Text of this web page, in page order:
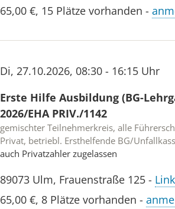
65,00 €, 15 Plätze vorhanden -
Di, 27.10.2026, 08:30 - 16:15 Uhr
Erste Hilfe Ausbildung (BG-
2026/EHA PRIV./1142
gemischter Teilnehmerkreis, alle
Privat, betriebl. Ersthelfende BG/
auch Privatzahler zugelassen
89073 Ulm, Frauenstraße 125 -
65,00 €, 8 Plätze vorhanden -